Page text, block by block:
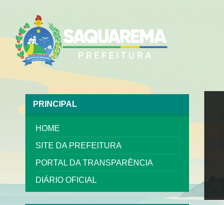
PRINCIPAL
HOME
SITE DA PREFEITURA
PORTAL DA TRANSPARÊNCIA
DIÁRIO OFICIAL